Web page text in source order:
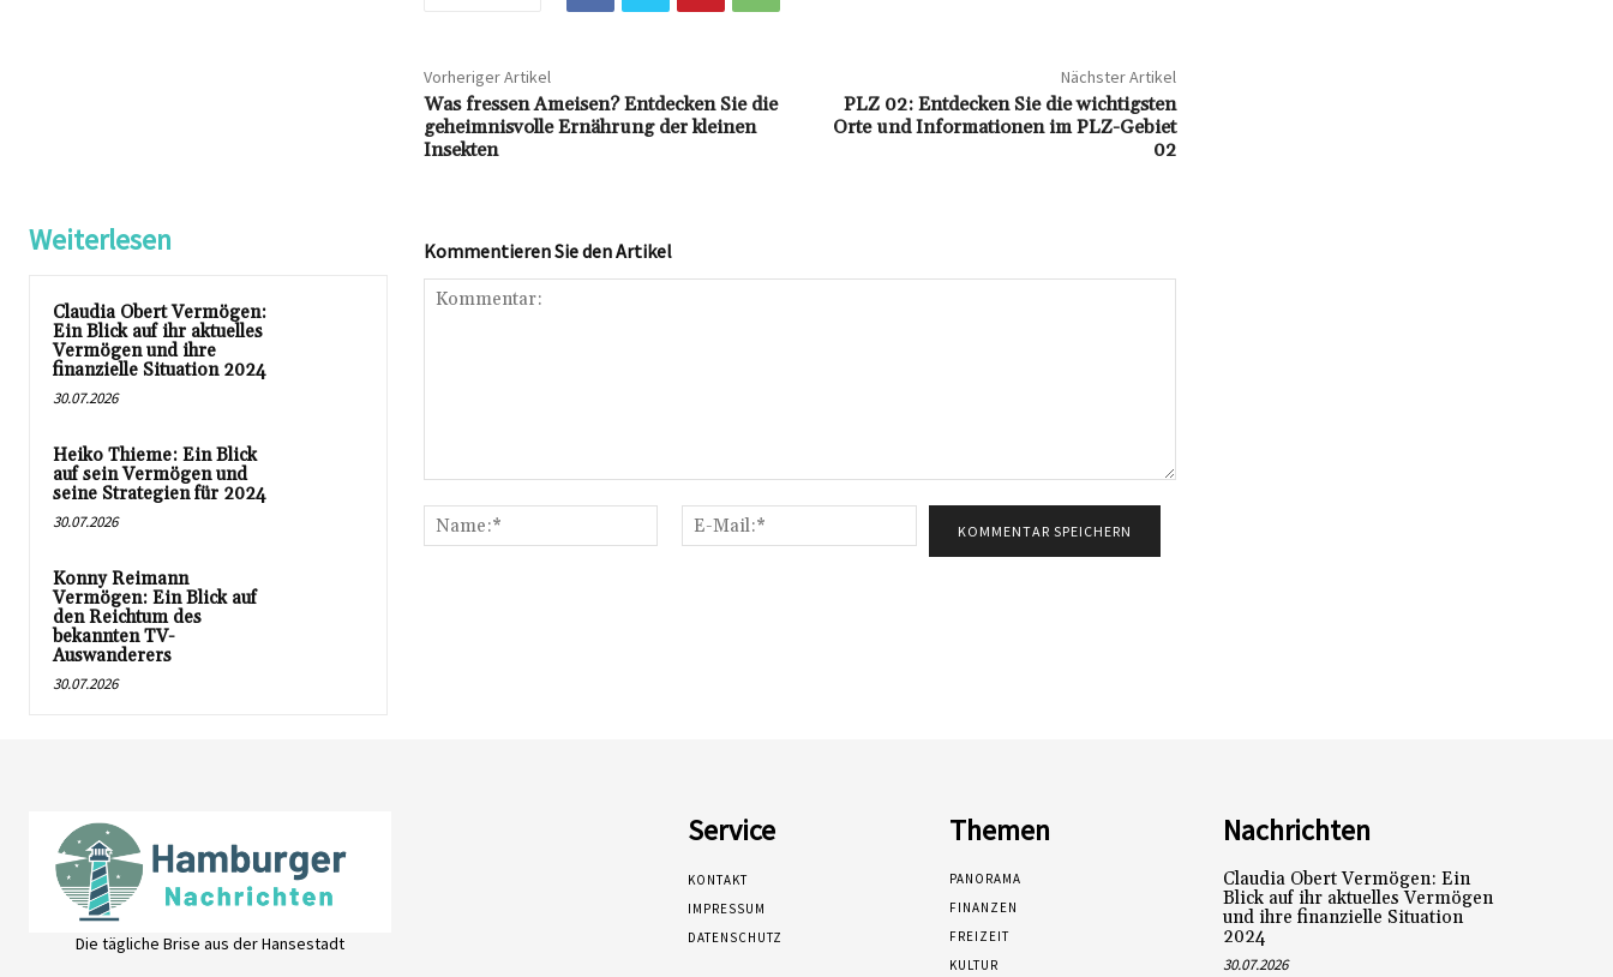
Vorheriger Artikel
Was fressen Ameisen? Entdecken Sie die
geheimnisvolle Ernährung der kleinen
Insekten
Nächster Artikel
PLZ 02: Entdecken Sie die wichtigsten
Orte und Informationen im PLZ-Gebiet
02
Weiterlesen
Claudia Obert Vermögen:
Ein Blick auf ihr aktuelles
Vermögen und ihre
finanzielle Situation 2024
30.07.2026
Heiko Thieme: Ein Blick
auf sein Vermögen und
seine Strategien für 2024
30.07.2026
Konny Reimann
Vermögen: Ein Blick auf
den Reichtum des
bekannten TV-
Auswanderers
30.07.2026
Kommentieren Sie den Artikel
Name:*
Mail:*
Die tägliche Brise aus der Hansestadt
Service
KONTAKT
IMPRESSUM
DATENSCHUTZ
Themen
PANORAMA
FINANZEN
FREIZEIT
KULTUR
Nachrichten
Claudia Obert Vermögen: Ein
Blick auf ihr aktuelles Vermögen
und ihre finanzielle Situation
2024
30.07.2026